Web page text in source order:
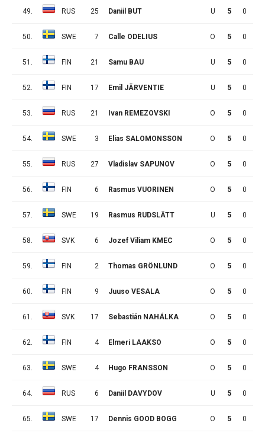
49. RUS 25 Daniil BUT U 5 0
50. SWE 7 Calle ODELIUS O 5 0
51. FIN 21 Samu BAU U 5 0
52. FIN 17 Emil JÄRVENTIE U 5 0
53. RUS 21 Ivan REMEZOVSKI O 5 0
54. SWE 3 Elias SALOMONSSON O 5 0
55. RUS 27 Vladislav SAPUNOV O 5 0
56. FIN 6 Rasmus VUORINEN O 5 0
57. SWE 19 Rasmus RUDSLÄTT U 5 0
58. SVK 6 Jozef Viliam KMEC O 5 0
59. FIN 2 Thomas GRÖNLUND O 5 0
60. FIN 9 Juuso VESALA O 5 0
61. SVK 17 Sebastián NAHÁLKA O 5 0
62. FIN 4 Elmeri LAAKSO O 5 0
63. SWE 4 Hugo FRANSSON O 5 0
64. RUS 6 Daniil DAVYDOV U 5 0
65. SWE 17 Dennis GOOD BOGG O 5 0